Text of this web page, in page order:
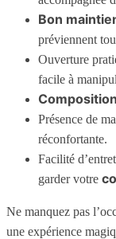
Bon
préviennent
Ouverture
facile à
Composition
Présence de
réconfortante.
Facilité
garder votre
Ne manquez pas
une expérience